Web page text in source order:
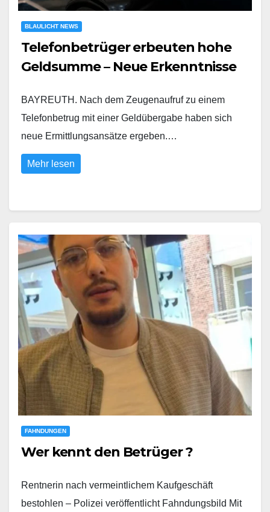
BLAULICHT NEWS
Telefonbetrüger erbeuten hohe
Geldsumme – Neue Erkenntnisse
BAYREUTH. Nach dem Zeugenaufruf zu einem
Telefonbetrug mit einer Geldübergabe haben sich
neue Ermittlungsansätze ergeben.…
Mehr lesen
FAHNDUNGEN
Wer kennt den Betrüger ?
Rentnerin nach vermeintlichem Kaufgeschäft
bestohlen – Polizei veröffentlicht Fahndungsbild Mit